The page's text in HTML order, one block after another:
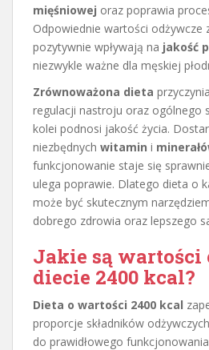
mięśniowej oraz poprawia
Odpowiednie wartości odżywcze
pozytywnie wpływają na jakość
niezwykle ważne dla męskiej
Zrównoważona dieta
regulacji nastroju oraz ogólnego
kolei podnosi jakość życia.
niezbędnych witamin i
funkcjonowanie staje się
ulega poprawie. Dlatego dieta o
może być skutecznym
dobrego zdrowia oraz lepszego
Jakie są wartości
diecie 2400 kcal?
Dieta o wartości 2400 kcal
proporcje składników
do prawidłowego